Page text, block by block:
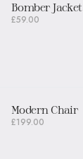
Bomber Jacket
£59.00
Modern Chair
£199.00